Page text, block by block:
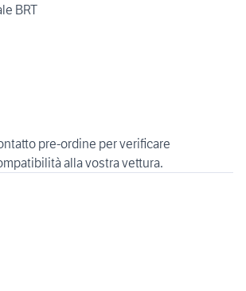
BRT
pre-ordine per verificare
alla vostra vettura.